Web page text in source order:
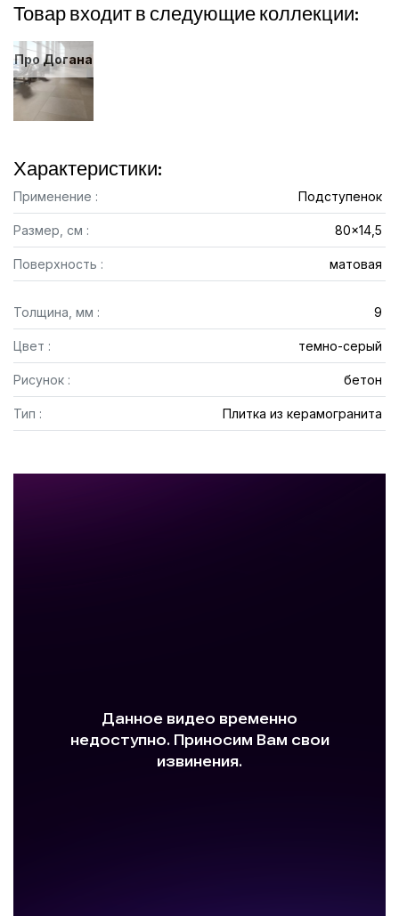
Товар входит в следующие коллекции:
Про Догана
Характеристики:
Применение : Подступенок
Размер, см : 80x14,5
Поверхность : матовая
Толщина, мм : 9
Цвет : темно-серый
Рисунок : бетон
Тип : Плитка из керамогранита